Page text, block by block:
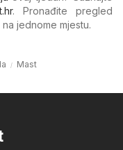
. Pronađite pregled
jednome mjestu.
Mast